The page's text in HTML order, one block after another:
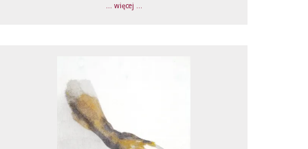
... więcej ...